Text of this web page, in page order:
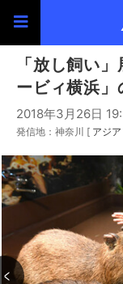
「放し飼い
ービィ横浜
2018年3月26日
発信地：神奈川 [ アジ